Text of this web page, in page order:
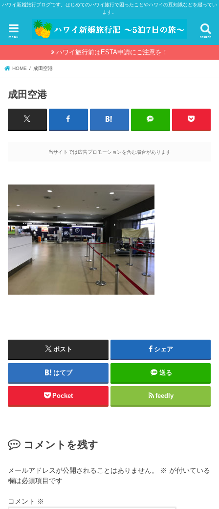
ハワイ新婚旅行ブログです。はじめてのハワイ旅行で困ったことやハワイの豆知識などを綴ってい
ます。
search
menu
ハワイ旅行前はESTA申請にご注意を！
HOME 成田空港
成田空港
当サイトでは広告プロモーションを含む場合があります
ポスト シェア
はてブ 送る
Pocket feedly
コメントを残す
メールアドレスが公開されることはありません。 ※ が付いている
欄は必須項目です
コメント ※